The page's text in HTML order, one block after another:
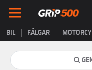
BIL FÄLGAR